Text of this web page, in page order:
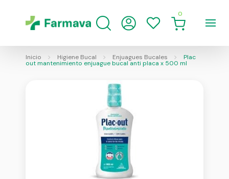
0
Inicio Higiene Bucal Enjuagues Bucales Plac
out mantenimiento enjuague bucal anti placa x 500 ml